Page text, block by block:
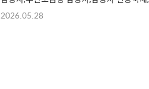
2026.05.28